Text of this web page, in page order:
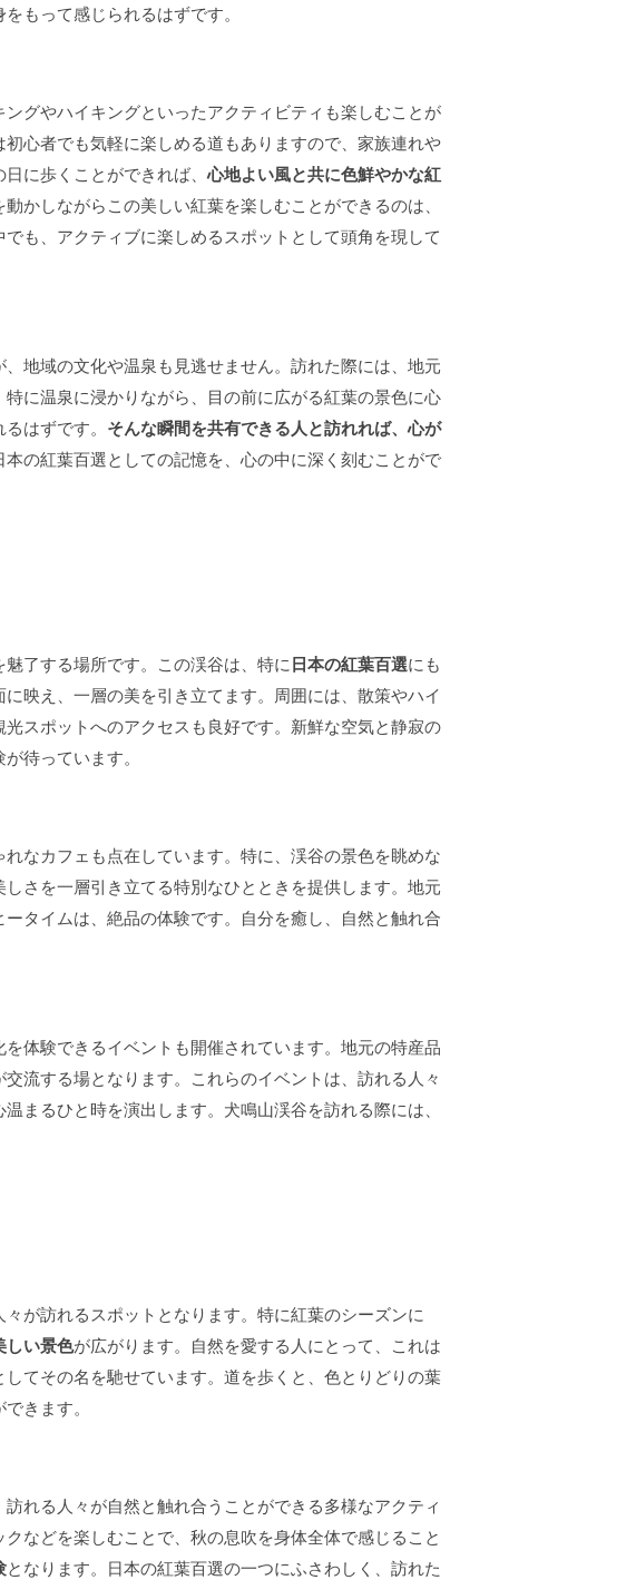
もって感じられるはずです。
グやハイキングといったアクティビティも楽しむことが
心者でも気軽に楽しめる道もありますので、家族連れや
に歩くことができれば、心地よい風と共に色鮮やかな紅
動かしながらこの美しい紅葉を楽しむことができるのは、
も、アクティブに楽しめるスポットとして頭角を現して
地域の文化や温泉も見逃せません。訪れた際には、地元
に温泉に浸かりながら、目の前に広がる紅葉の景色に心
はずです。 そんな瞬間を共有できる人と訪れれば、心が
本の紅葉百選としての記憶を、心の中に深く刻むことがで
了する場所です。この渓谷は、特に日本の紅葉百選にも
映え、一層の美を引き立てます。周囲には、散策やハイ
スポットへのアクセスも良好です。新鮮な空気と静寂の
待っています。
なカフェも点在しています。特に、渓谷の景色を眺めな
しさを一層引き立てる特別なひとときを提供します。地元
タイムは、絶品の体験です。自分を癒し、自然と触れ合
体験できるイベントも開催されています。地元の特産品
流する場となります。これらのイベントは、訪れる人々
まるひと時を演出します。犬鳴山渓谷を訪れる際には、
が訪れるスポットとなります。特に紅葉のシーズンに
しい景色が広がります。自然を愛する人にとって、これは
てその名を馳せています。道を歩くと、色とりどりの葉
きます。
れる人々が自然と触れ合うことができる多様なアクティ
などを楽しむことで、秋の息吹を身体全体で感じること
となります。日本の紅葉百選の一つにふさわしく、訪れた